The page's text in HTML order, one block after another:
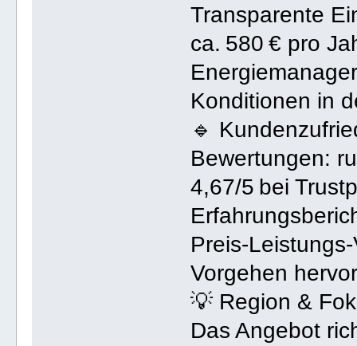
Transparente
ca. 580 € pro
Konditionen in
🔹
Bewertungen:
4,67/5 bei
Vorgehen
💡 Region &
Das Angebot